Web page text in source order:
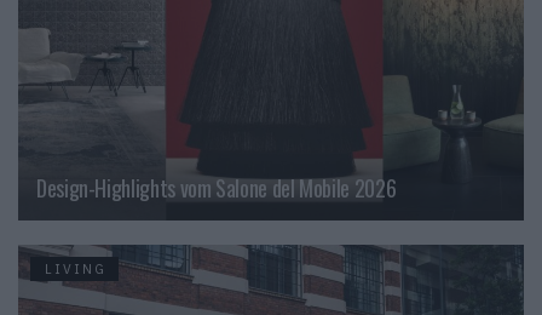
Design-Highlights vom Salone del Mobile 2026
LIVING